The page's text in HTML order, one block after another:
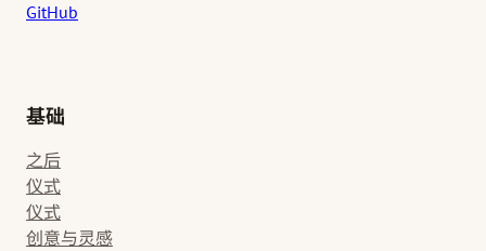
GitHub
基础
之后
仪式
仪式
创意与灵感